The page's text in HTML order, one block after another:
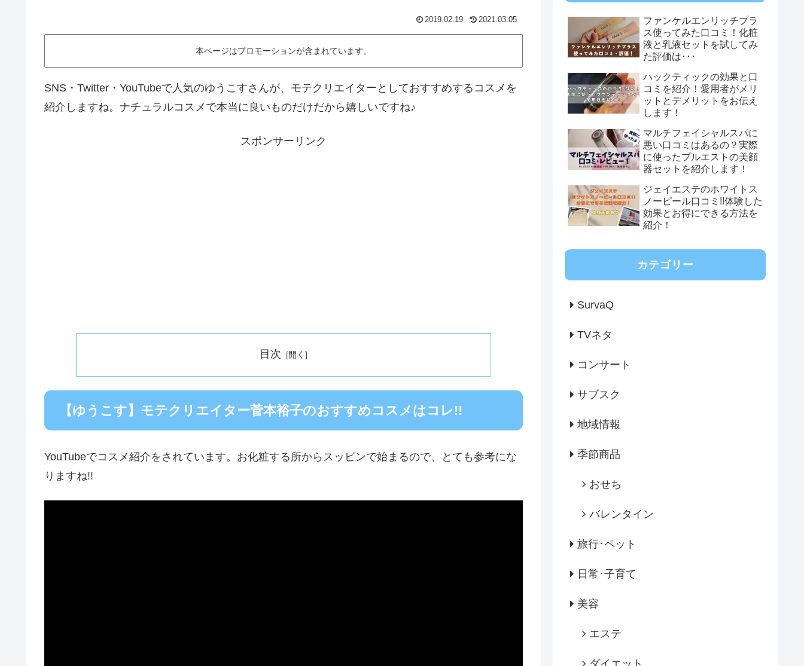
2019.02.19 2021.03.05
本ページはプロモーションが含まれています。
SNS・Twitter・YouTubeで人気のゆうこすさんが、モテクリエイターとしておすすめするコスメを
紹介しますね。ナチュラルコスメで本当に良いものだけだから嬉しいですね♪
スポンサーリンク
目次
【ゆうこす】モテクリエイター菅本裕子のおすすめコスメはコレ!!
YouTubeでコスメ紹介をされています。お化粧する所からスッピンで始まるので、とても参考にな
りますね!!
ファンケルエンリッチプラ
ス使ってみた口コミ！化粧
液と乳液セットを試してみ
た評価は･･･
ハックティックの効果と口
コミを紹介！愛用者がメリ
ットとデメリットをお伝え
します！
マルチフェイシャルスパに
悪い口コミはあるの？実際
に使ったプルエストの美顔
器セットを紹介します！
ジェイエステのホワイトス
ノーピール口コミ!!体験した
効果とお得にできる方法を
紹介！
カテゴリー
SurvaQ
TVネタ
コンサート
サブスク
地域情報
季節商品
おせち
バレンタイン
旅行･ペット
日常･子育て
美容
エステ
ダイエット